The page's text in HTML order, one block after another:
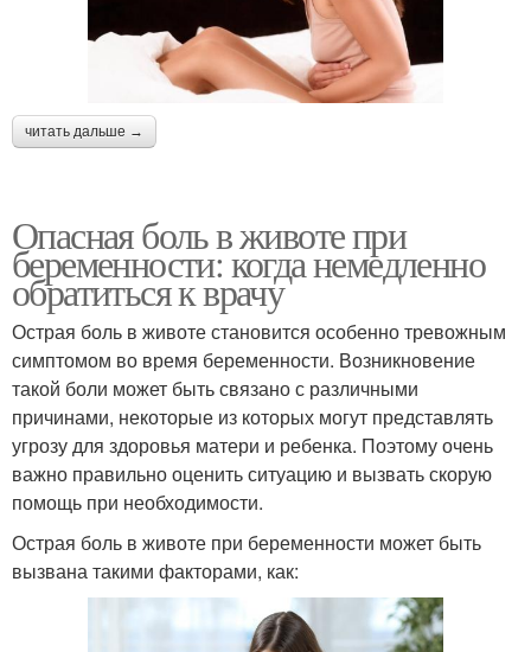
читать дальше →
Опасная боль в животе при
беременности: когда немедленно
обратиться к врачу
Острая боль в животе становится особенно тревожным
симптомом во время беременности. Возникновение
такой боли может быть связано с различными
причинами, некоторые из которых могут представлять
угрозу для здоровья матери и ребенка. Поэтому очень
важно правильно оценить ситуацию и вызвать скорую
помощь при необходимости.
Острая боль в животе при беременности может быть
вызвана такими факторами, как: